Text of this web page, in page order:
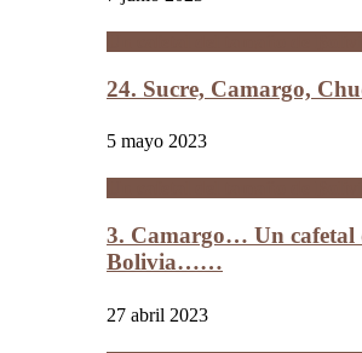
24. Sucre, Camargo,
5 mayo 2023
3. Camargo… Un cafetal
Bolivia……
27 abril 2023